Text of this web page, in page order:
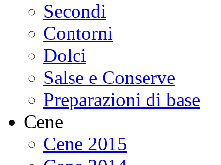
Secondi
Contorni
Dolci
Salse e Conserve
Preparazioni di base
Cene
Cene 2015